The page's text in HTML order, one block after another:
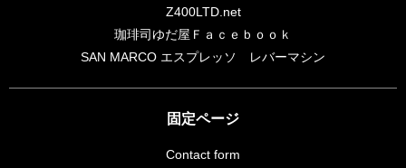
Z400LTD.net
珈琲司ゆだ屋Ｆａｃｅｂｏｏｋ
SAN MARCO エスプレッソ レバーマシン
固定ページ
Contact form